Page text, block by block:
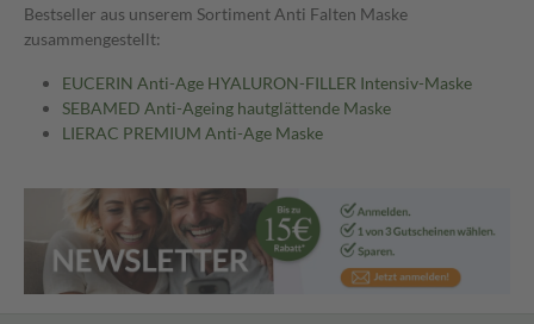
Bestseller aus unserem Sortiment Anti Falten Maske
zusammengestellt:
EUCERIN Anti-Age HYALURON-FILLER Intensiv-Maske
SEBAMED Anti-Ageing hautglättende Maske
LIERAC PREMIUM Anti-Age Maske